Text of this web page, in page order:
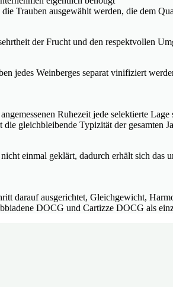
Trauben ausgewählt werden, die dem
der Frucht und den respektvollen
jedes Weinberges separat vinifiziert
Ruhezeit jede selektierte
die gleichbleibende Typizität der gesamten
einmal geklärt, dadurch erhält sich
darauf ausgerichtet, Gleichgewicht,
DOCG und Cartizze DOCG als